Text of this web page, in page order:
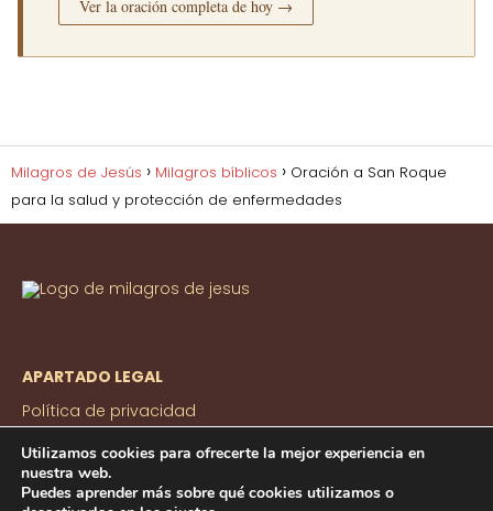
Toma el timón de mi historia y llévame a
puerto seguro. Que el escapulario de tu amor
Ver la oración completa de hoy →
Milagros de Jesús Milagros bíblicos
Oración a San Roque
para la salud y protección de enfermedades
APARTADO LEGAL
Política de privacidad
Aviso Legal
Contacto
Utilizamos cookies para ofrecerte la mejor experiencia en
nuestra web.
Puedes aprender más sobre qué cookies utilizamos o